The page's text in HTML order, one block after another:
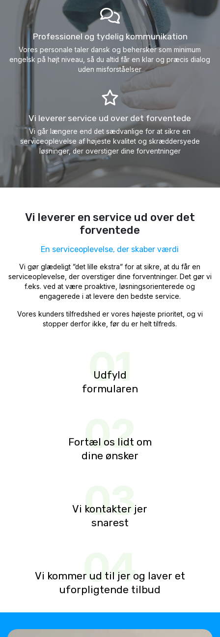
Professionel og tydelig kommunikation
Vores personale taler dansk og behersker som minimum
engelsk på højt niveau, så du altid får en klar og præcis dialog
uden misforståelser
Vi leverer service ud over det forventede
Vi går længere end det sædvanlige for at sikre en
serviceoplevelse af højeste kvalitet og skræddersyede
løsninger, der overstiger dine forventninger
Vi leverer en service ud over det
forventede
En serviceoplevelse, der skaber værdi
Vi gør glædeligt ”det lille ekstra” for at sikre, at du får en
serviceoplevelse, der overstiger dine forventninger. Det gør vi
f.eks. ved at være proaktive, løsningsorienterede og
engagerede i at levere den bedste service.
Vores kunders tilfredshed er vores højeste prioritet, og vi
stopper derfor ikke, før du er helt tilfreds.
01
Udfyld
formularen
02
Fortæl os lidt ​om
dine ønsker
03
Vi kontakter jer
snarest
04
Vi kommer ud til jer og laver et
uforpligtende tilbud